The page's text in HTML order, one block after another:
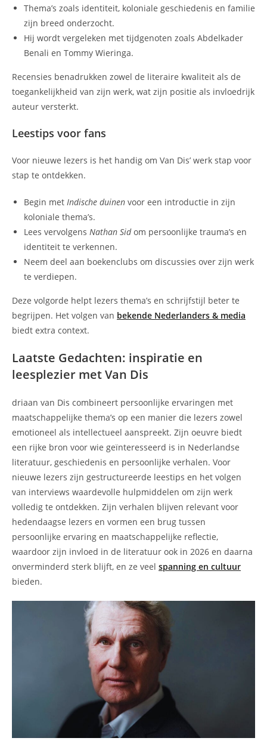
Thema’s zoals identiteit, koloniale geschiedenis en familie
zijn breed onderzocht.
Hij wordt vergeleken met tijdgenoten zoals Abdelkader
Benali en Tommy Wieringa.
Recensies benadrukken zowel de literaire kwaliteit als de
toegankelijkheid van zijn werk, wat zijn positie als invloedrijk
auteur versterkt.
Leestips voor fans
Voor nieuwe lezers is het handig om Van Dis’ werk stap voor
stap te ontdekken.
Begin met Indische duinen voor een introductie in zijn
koloniale thema’s.
Lees vervolgens Nathan Sidom persoonlijke trauma’s en
identiteit te verkennen.
Neem deel aan boekenclubs om discussies over zijn werk
te verdiepen.
Deze volgorde helpt lezers thema’s en schrijfstijl beter te
begrijpen. Het volgen van bekende Nederlanders & media
biedt extra context.
Laatste Gedachten: inspiratie en
leesplezier met Van Dis
driaan van Dis combineert persoonlijke ervaringen met
maatschappelijke thema’s op een manier die lezers zowel
emotioneel als intellectueel aanspreekt. Zijn oeuvre biedt
een rijke bron voor wie geïnteresseerd is in Nederlandse
literatuur, geschiedenis en persoonlijke verhalen. Voor
nieuwe lezers zijn gestructureerde leestips en het volgen
van interviews waardevolle hulpmiddelen om zijn werk
volledig te ontdekken. Zijn verhalen blijven relevant voor
hedendaagse lezers en vormen een brug tussen
persoonlijke ervaring en maatschappelijke reflectie,
waardoor zijn invloed in de literatuur ook in 2026 en daarna
onverminderd sterk blijft, en ze veel spanning en cultuur
bieden.